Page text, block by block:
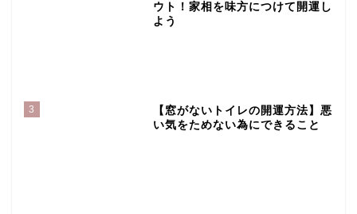
ウト！家相を味方につけて開運し
よう
3
【窓がないトイレの開運方法】悪
い気をためない為にできること